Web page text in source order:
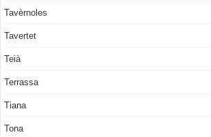
Tavèrnoles
Tavertet
Teià
Terrassa
Tiana
Tona